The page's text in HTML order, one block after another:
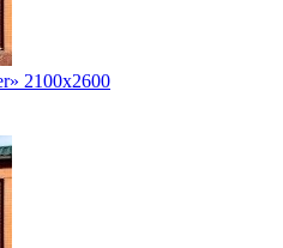
2100х2600